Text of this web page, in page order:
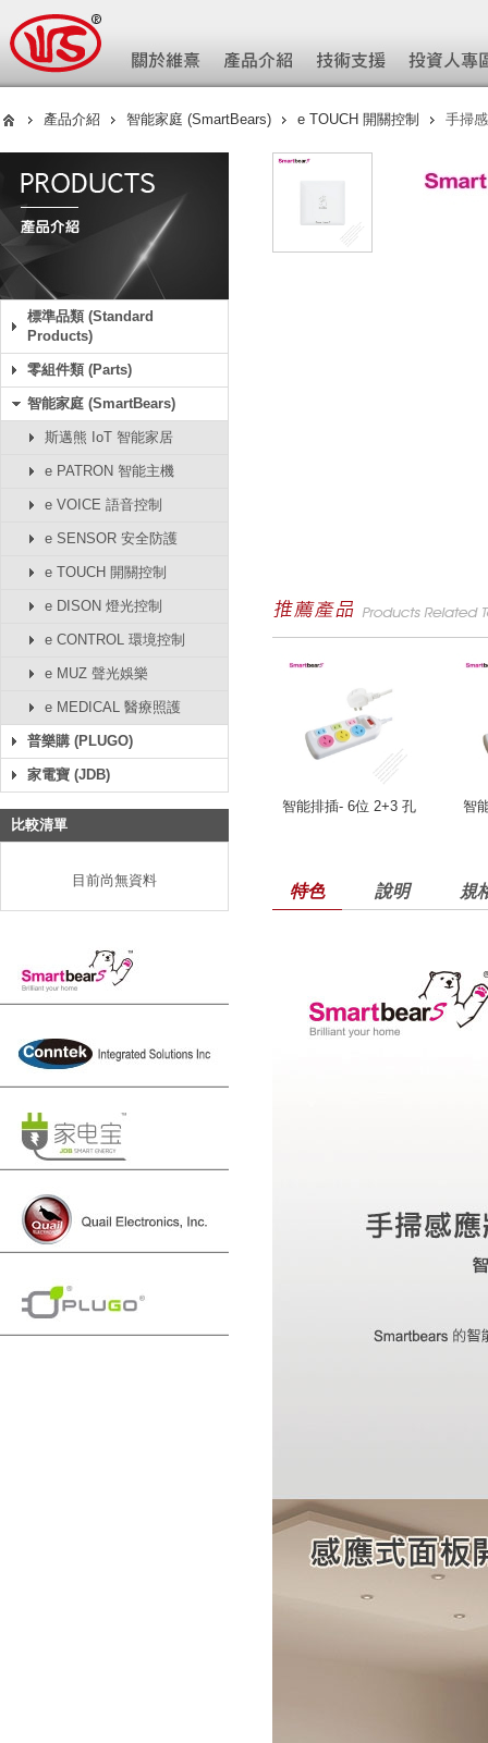
產品介紹 智能家庭 (SmartBears) e TOUCH 開關控制 手掃
標準品類 (Standard
Products)
零組件類 (Parts)
智能家庭 (SmartBears)
斯邁熊 IoT 智能家居
e PATRON 智能主機
e VOICE 語音控制
e SENSOR 安全防護
e TOUCH 開關控制
e DISON 燈光控制
e CONTROL 環境控制
e MUZ 聲光娛樂
e MEDICAL 醫療照護
普樂購 (PLUGO)
家電寶 (JDB)
比較清單
目前尚無資料
智能排插- 6位 2+3 孔 智
特色 說明 規